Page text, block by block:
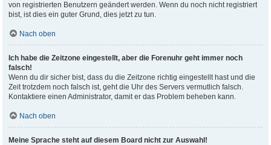
von registrierten Benutzern geändert werden. Wenn du noch nicht registriert
bist, ist dies ein guter Grund, dies jetzt zu tun.
Nach oben
Ich habe die Zeitzone eingestellt, aber die Forenuhr geht immer noch
falsch!
Wenn du dir sicher bist, dass du die Zeitzone richtig eingestellt hast und die
Zeit trotzdem noch falsch ist, geht die Uhr des Servers vermutlich falsch.
Kontaktiere einen Administrator, damit er das Problem beheben kann.
Nach oben
Meine Sprache steht auf diesem Board nicht zur Auswahl!